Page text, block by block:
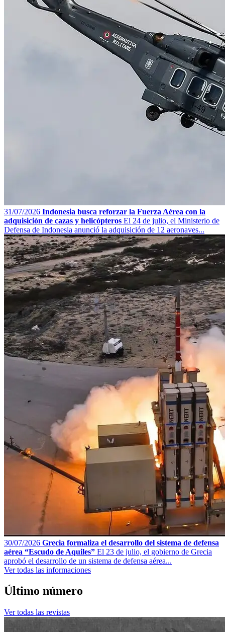
31/07/2026 Indonesia busca reforzar la Fuerza Aérea con la
adquisición de cazas y helicópteros El 24 de julio, el Ministerio de
Defensa de Indonesia anunció la adquisición de 12 aeronaves...
30/07/2026 Grecia formaliza el desarrollo del sistema de defensa
aérea “Escudo de Aquiles” El 23 de julio, el gobierno de Grecia
aprobó el desarrollo de un sistema de defensa aérea...
Ver todas las informaciones
Último número
Ver todas las revistas